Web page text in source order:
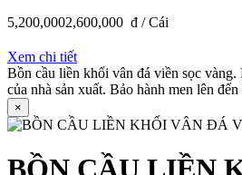
5,200,0002,600,000 đ / Cái
Xem chi tiết
Bồn cầu liền khối vân đá viền sọc
của nhà sản xuất. Bảo hành men lên
×